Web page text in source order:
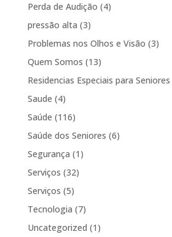
Perda de Audição (4)
pressão alta (3)
Problemas nos Olhos e Visão (3)
Quem Somos (13)
Residencias Especiais para Seniores
Saude (4)
Saúde (116)
Saúde dos Seniores (6)
Segurança (1)
Serviços (32)
Serviços (5)
Tecnologia (7)
Uncategorized (1)